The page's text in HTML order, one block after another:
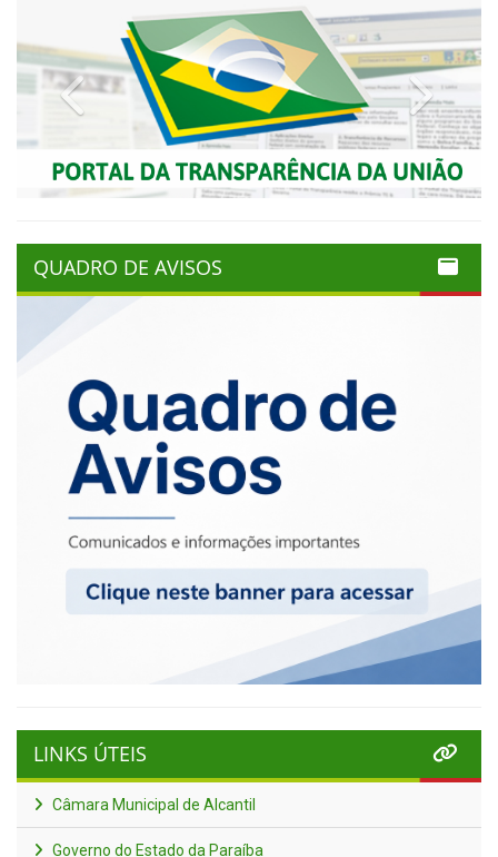
Previous Next
QUADRO DE AVISOS
LINKS ÚTEIS
Câmara Municipal de Alcantil
Governo do Estado da Paraíba